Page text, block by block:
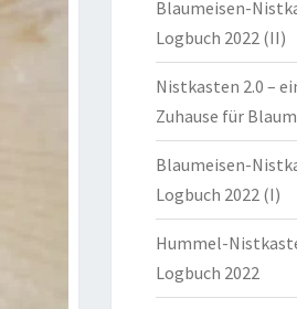
Blaumeisen-
Logbuch 2022 (II)
Nistkasten 2.0 –
Zuhause für
Blaumeisen-
Logbuch 2022 (I)
Hummel-
Logbuch 2022